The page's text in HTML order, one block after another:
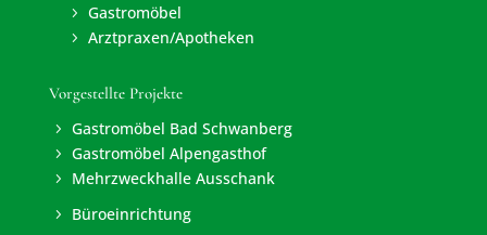
5 Gastromöbel
5 Arztpraxen/Apotheken
Vorgestellte Projekte
5 Gastromöbel Bad Schwanberg
5 Gastromöbel Alpengasthof
5 Mehrzweckhalle Ausschank
5 Büroeinrichtung